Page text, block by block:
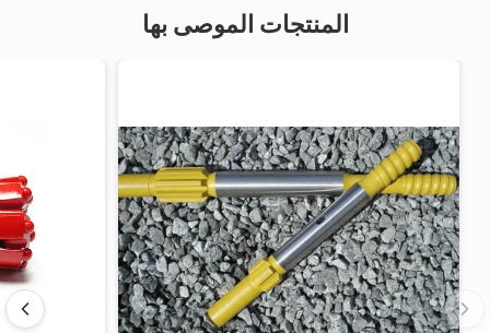
المنتجات الموصى بها